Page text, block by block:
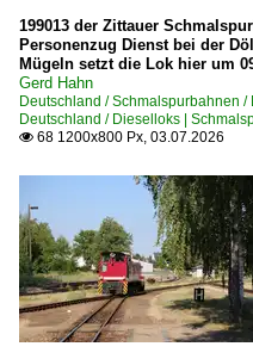
Bahntechnische
Bahnübergänge
Formsignale
Schilder für den
Stellwerke
Wassertürme und -
~ Sonstige
~ Sonstiges
1990
1991
1992
2003
2005
2006
2007
199013 der Zittauer
Personenzug Dienst bei der
Mügeln setzt die Lok hier um
Gerd Hahn
Deutschland /
Deutschland / Dieselloks |
 68 1200x800 Px, 03.07.2026